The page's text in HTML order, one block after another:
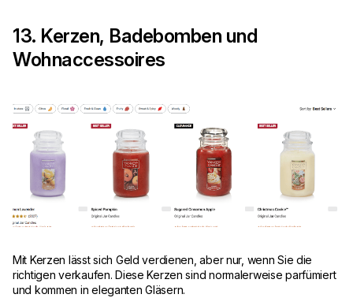
13. Kerzen, Badebomben und
Wohnaccessoires
Mit Kerzen lässt sich Geld verdienen, aber nur, wenn Sie die
richtigen verkaufen. Diese Kerzen sind normalerweise parfümiert
und kommen in eleganten Gläsern.